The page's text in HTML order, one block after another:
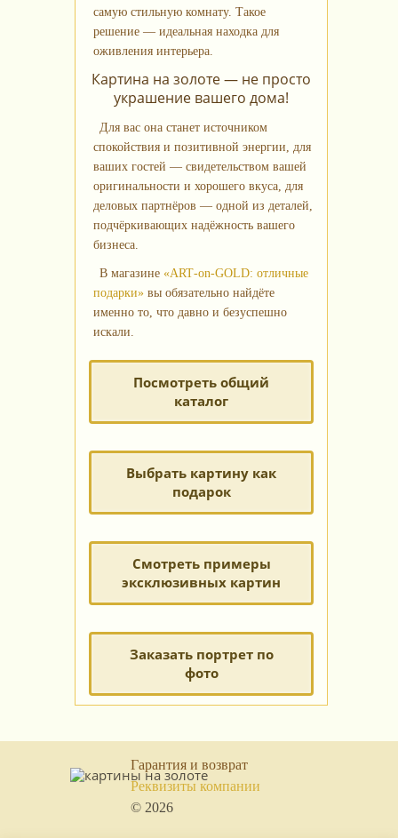
самую стильную комнату. Такое
решение — идеальная находка для
оживления интерьера.
Картина на золоте — не просто
украшение вашего дома!
Для вас она станет источником
спокойствия и позитивной энергии, для
ваших гостей — свидетельством вашей
оригинальности и хорошего вкуса, для
деловых партнёров — одной из деталей,
подчёркивающих надёжность вашего
бизнеса.
В магазине «ART‑on‑GOLD: отличные
подарки» вы обязательно найдёте
именно то, что давно и безуспешно
искали.
Посмотреть общий
каталог
Выбрать картину как
подарок
Смотреть примеры
эксклюзивных картин
Заказать портрет по
фото
Гарантия и возврат
Реквизиты компании
© 2026